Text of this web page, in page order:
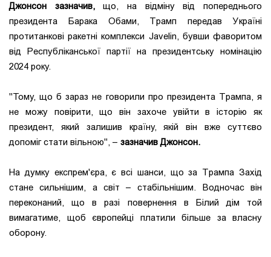
Джонсон зазначив,що, на відміну від попереднього
президента Барака Обами, Трамп передав Україні
протитанкові ракетні комплекси Javelin, бувши фаворитом
від Республіканської партії на президентську номінацію
2024 року.
"Тому, що б зараз не говорили про президента Трампа, я
не можу повірити, що він захоче увійти в історію як
президент, який залишив країну, якій він вже суттєво
допоміг стати вільною", – зазначив Джонсон.
На думку експрем'єра, є всі шанси, що за Трампа Захід
стане сильнішим, а світ – стабільнішим. Водночас він
переконаний, що в разі повернення в Білий дім той
вимагатиме, щоб європейці платили більше за власну
оборону.